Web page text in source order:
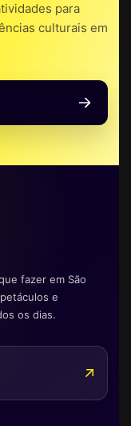
para
culturais em
fazer em São
e
os dias.